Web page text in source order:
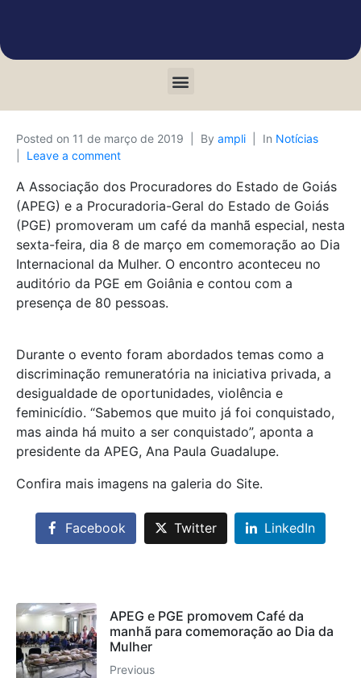
Posted on 11 de março de 2019 By ampli In Notícias
Leave a comment
A Associação dos Procuradores do Estado de Goiás
(APEG) e a Procuradoria-Geral do Estado de Goiás
(PGE) promoveram um café da manhã especial, nesta
sexta-feira, dia 8 de março em comemoração ao Dia
Internacional da Mulher. O encontro aconteceu no
auditório da PGE em Goiânia e contou com a
presença de 80 pessoas.
Durante o evento foram abordados temas como a
discriminação remuneratória na iniciativa privada, a
desigualdade de oportunidades, violência e
feminicídio. “Sabemos que muito já foi conquistado,
mas ainda há muito a ser conquistado”, aponta a
presidente da APEG, Ana Paula Guadalupe.
Confira mais imagens na galeria do Site.
Facebook Twitter LinkedIn
APEG e PGE promovem Café da
manhã para comemoração ao Dia da
Mulher
Previous